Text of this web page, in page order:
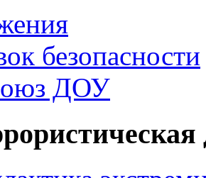
безопасности
ДОУ